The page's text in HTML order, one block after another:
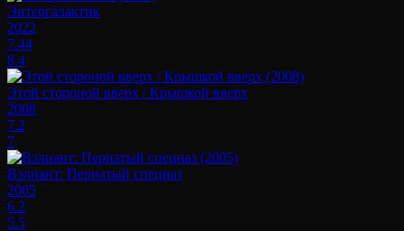
Энтергалактик
2022
7.44
8.4
Этой стороной вверх / Крышкой вверх
2008
7.2
7
Вэлиант: Пернатый спецназ
2005
6.2
5.5